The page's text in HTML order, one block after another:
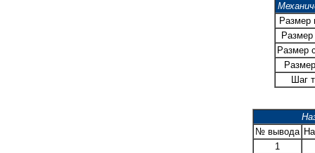
Размер
Размер
Размер
Шаг
№ вывода
1